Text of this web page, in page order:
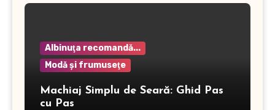
Albinuţa recomandă...
Modă şi frumuseţe
Machiaj Simplu de Seară: Ghid Pas
cu Pas